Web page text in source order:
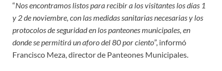
“Nos encontramos listos para recibir a los visitantes los días 1
y 2 de noviembre, con las medidas sanitarias necesarias y los
protocolos de seguridad en los panteones municipales, en
donde se permitirá un aforo del 80 por ciento”, informó
Francisco Meza, director de Panteones Municipales.